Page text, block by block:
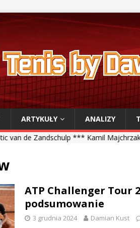
ARTYKUŁY ANALIZY
*** Kamil Majchrzak 4-6, 4-6 Gael
ATP Challenger Tour
podsumowanie
3 grudnia 2024 Damian Kust